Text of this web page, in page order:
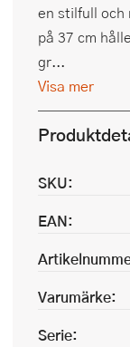
en stilfull och
på 37 cm
gr...
Visa mer
SKU:
EAN:
Varumärke:
Serie: